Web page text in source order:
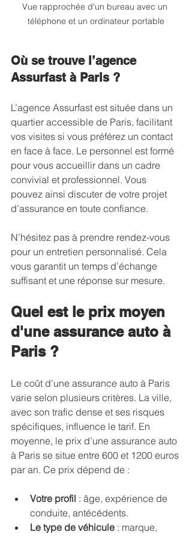
Vue rapprochée d'un bureau avec un
téléphone et un ordinateur portable
Où se trouve l’agence
Assurfast à Paris ?
L’agence Assurfast est située dans un
quartier accessible de Paris, facilitant
vos visites si vous préférez un contact
en face à face. Le personnel est formé
pour vous accueillir dans un cadre
convivial et professionnel. Vous
pouvez ainsi discuter de votre projet
d’assurance en toute confiance.
N’hésitez pas à prendre rendez-vous
pour un entretien personnalisé. Cela
vous garantit un temps d’échange
suffisant et une réponse sur mesure.
Quel est le prix moyen
d'une assurance auto à
Paris ?
Le coût d’une assurance auto à Paris
varie selon plusieurs critères. La ville,
avec son trafic dense et ses risques
spécifiques, influence le tarif. En
moyenne, le prix d’une assurance auto
à Paris se situe entre 600 et 1200 euros
par an. Ce prix dépend de :
Votre profil : âge, expérience de
conduite, antécédents.
Le type de véhicule : marque,